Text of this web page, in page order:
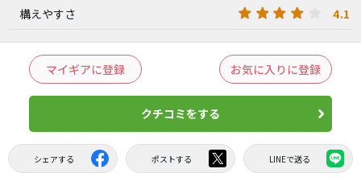
構えやすさ 4.1
マイギアに登録 お気に入りに登録
クチコミをする
シェアする ポストする LINEで送る